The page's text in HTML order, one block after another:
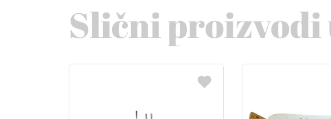
Slični proizvodi